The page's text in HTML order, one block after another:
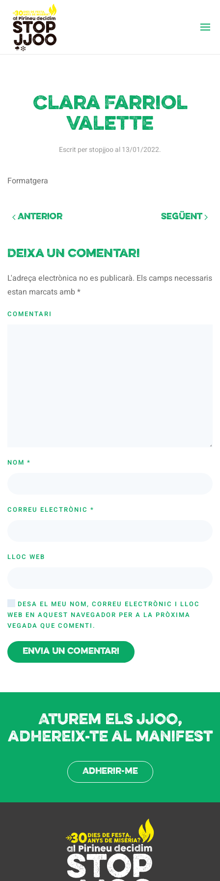
Clara Farriol
Valette
Escrit perstopjjooal13/01/2022.
Formatgera
Anterior Següent
Deixa un comentari
L'adreça electrònica no es publicarà. Els camps necessaris
estan marcats amb*
COMENTARI
NOM *
CORREU ELECTRÒNIC *
LLOC WEB
DESA EL MEU NOM, CORREU ELECTRÒNIC I LLOC
WEB EN AQUEST NAVEGADOR PER A LA PRÒXIMA
VEGADA QUE COMENTI.
Envia un comentari
Aturem els JJOO,
adhereix-te al manifest
Adherir-me